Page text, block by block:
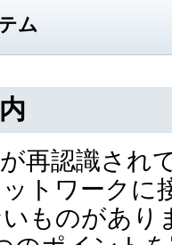
ム
再認識され
トワークに
ものがあり